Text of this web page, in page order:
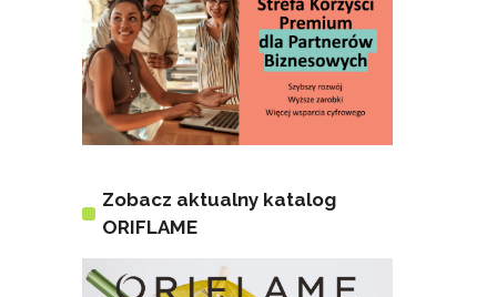
Zobacz aktualny katalog
ORIFLAME